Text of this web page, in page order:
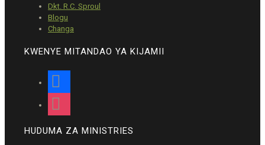
Dkt. R.C. Sproul
Blogu
Changa
KWENYE MITANDAO YA KIJAMII
facebook
instagram
HUDUMA ZA MINISTRIES